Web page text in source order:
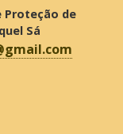
Proteção de
Sá